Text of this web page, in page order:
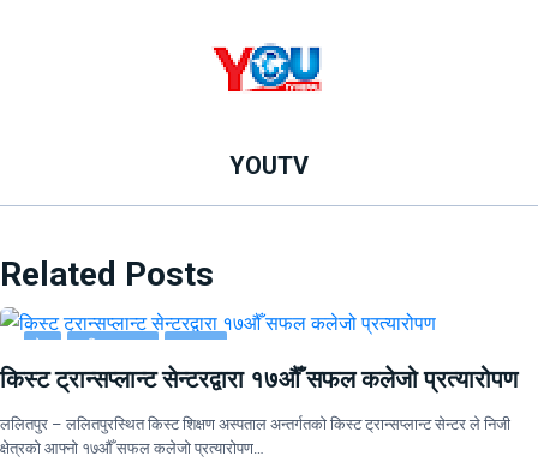
YOUTV
Related Posts
किस्ट ट्रान्सप्लान्ट सेन्टरद्वारा १७औँ सफल कलेजो प्रत्यारोपण
ललितपुर – ललितपुरस्थित किस्ट शिक्षण अस्पताल अन्तर्गतको किस्ट ट्रान्सप्लान्ट सेन्टर ले निजी
क्षेत्रको आफ्नो १७औँ सफल कलेजो प्रत्यारोपण…